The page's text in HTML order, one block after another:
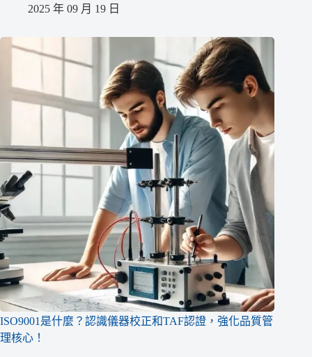
2025 年 09 月 19 日
ISO9001是什麼？認識儀器校正和TAF認證，強化品質管
理核心！